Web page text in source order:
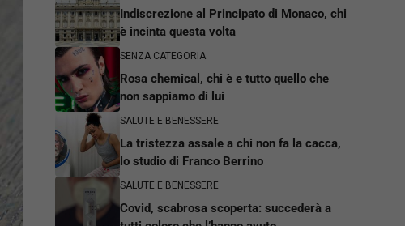
Indiscrezione al Principato di Monaco, chi
è incinta questa volta
SENZA CATEGORIA
Rosa chemical, chi è e tutto quello che
non sappiamo di lui
SALUTE E BENESSERE
La tristezza assale a chi non fa la cacca,
lo studio di Franco Berrino
SALUTE E BENESSERE
Covid, scabrosa scoperta: succederà a